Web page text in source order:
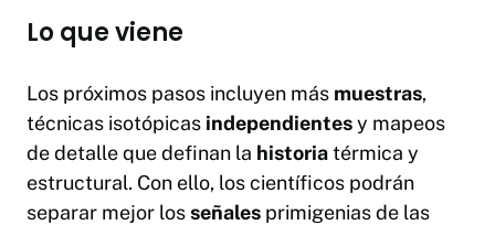
Lo que viene
Los próximos pasos incluyen más muestras,
técnicas isotópicas independientesy mapeos
de detalle que definan la historiatérmica y
estructural. Con ello, los científicos podrán
separar mejor losseñales primigenias de las